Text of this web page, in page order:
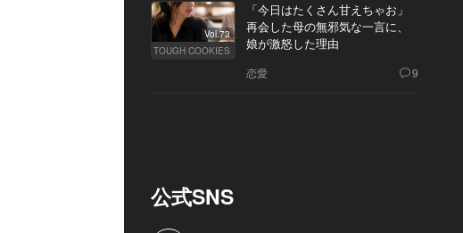
じっくりとスパークリングワインを傾けるMANATOさん。いつもと違う姿に、撮影を見
Vol.73
TOUGH COOKIES
「今日はたくさん甘えちゃお」
再会した母の無邪気な一言に、
娘が激怒した理由
恋愛 9
公式SNS